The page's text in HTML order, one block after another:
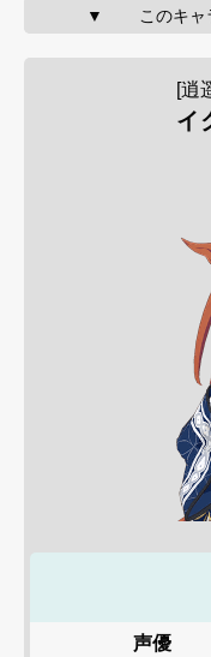
▼       このキャ
[逍
イ
声優